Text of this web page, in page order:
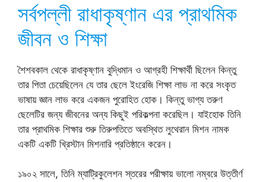
সর্বপল্লী রাধাকৃষ্ণান এর প্রাথমিক
জীবন ও শিক্ষা
শৈশবকাল থেকে রাধাকৃষ্ণান বুদ্ধিমান ও আগ্রহী শিক্ষার্থী ছিলেন কিন্তু
তার পিতা চেয়েছিলেন যে তার ছেলে ইংরেজি শিক্ষা লাভ না করে সংকৃত
ভাষায় জ্ঞান লাভ করে একজন পুরোহিত হোক। কিন্তু ভাগ্য তরুণ
ছেলেটির জন্য জীবনের অন্য কিছুই পরিকল্পনা করেছিল। যাইহোক তিনি
তার প্রাথমিক শিক্ষার শুরু তিরুপতিতে অবস্থিত লুথেরান মিশন নামক
একটি একটি খ্রিস্টান মিশনারি প্রতিষ্ঠানে করেন।
১৯০২ সালে, তিনি ম্যাট্রিকুলেশন স্তরের পরীক্ষায় ভালো নম্বরে উত্তীর্ণ